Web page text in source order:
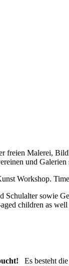
freien Malerei,
und
Workshop.
sowie
children as
Es besteht